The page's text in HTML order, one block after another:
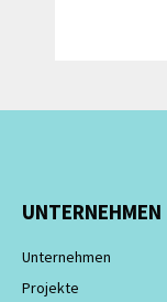
UNTERNEHMEN
Unternehmen
Projekte